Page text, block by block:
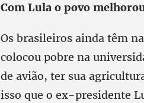
Com Lula o povo
Os brasileiros ainda têm
colocou pobre na
de avião, ter sua
isso que o ex-presidente